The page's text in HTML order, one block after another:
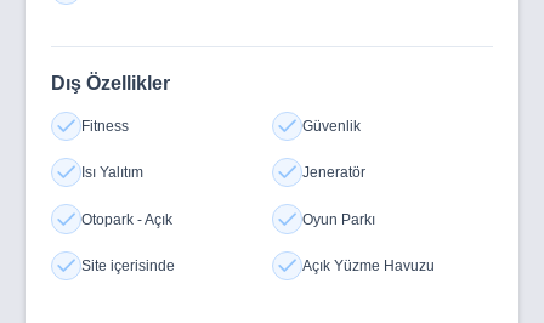
Dış Özellikler
Fitness Güvenlik
Isı Yalıtım Jeneratör
Otopark - Açık Oyun Parkı
Site içerisinde Açık Yüzme Havuzu